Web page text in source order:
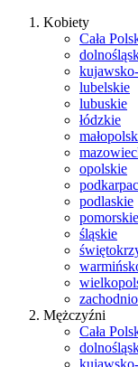
Kobiety
Cała
lubelskie
lubuskie
łódzkie
opolskie
podlaskie
pomorskie
śląskie
Mężczyźni
Cała